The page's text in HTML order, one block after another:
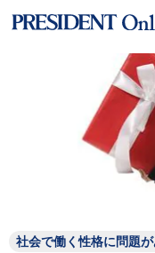
社会で働く性格に問題